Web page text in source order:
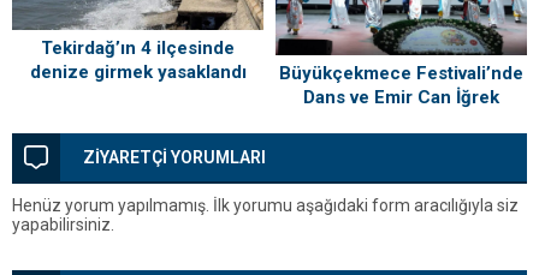
Tekirdağ’ın 4 ilçesinde
denize girmek yasaklandı
Büyükçekmece Festivali’nde
Dans ve Emir Can İğrek
ZİYARETÇİ YORUMLARI
Henüz yorum yapılmamış. İlk yorumu aşağıdaki form aracılığıyla siz
yapabilirsiniz.